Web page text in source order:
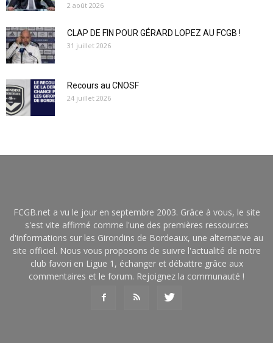
2 août 2026
CLAP DE FIN POUR GÉRARD LOPEZ AU FCGB !
31 juillet 2026
Recours au CNOSF
24 juillet 2026
FCGB.net a vu le jour en septembre 2003. Grâce à vous, le site
s'est vite affirmé comme l'une des premières ressources
d'informations sur les Girondins de Bordeaux, une alternative au
site officiel. Nous vous proposons de suivre l'actualité de notre
club favori en Ligue 1, échanger et débattre grâce aux
commentaires et le forum. Rejoignez la communauté !